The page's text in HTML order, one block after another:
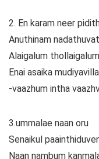
2. En karam neer
Anuthinam
Alaigalum thollaigalum
Enai asaika
-vaazhum intha
3.ummalae naan oru
Senaikul
Naan nambum